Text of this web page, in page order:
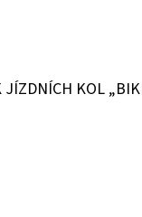
JÍZDNÍCH KOL